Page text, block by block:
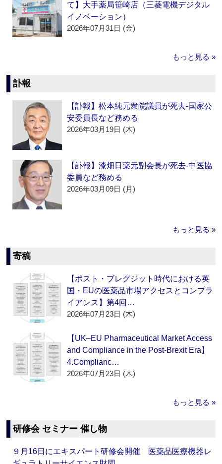
て】大手薬局笹崎店（三菱電機デジタル
イノベーション）
2026年07月31日 (金)
もっと見る »
訃報
【訃報】松本純元衆院議員が死去‐国家公
安委員長など務める
2026年03月19日 (木)
【訃報】漆畑日薬元副会長が死去‐中医協
委員など務める
2026年03月09日 (月)
もっと見る »
寄稿
【ポスト・ブレグジット時代における英
国・EUの医薬品市場アクセスとコンプラ
イアンス】第4回…
2026年07月23日 (木)
【UK–EU Pharmaceutical Market Access
and Compliance in the Post-Brexit Era】
4.Complianc…
2026年07月23日 (木)
もっと見る »
研修会 セミナー 催し物
９月16日にエキスパート研修会開催 医薬品医療機器レ